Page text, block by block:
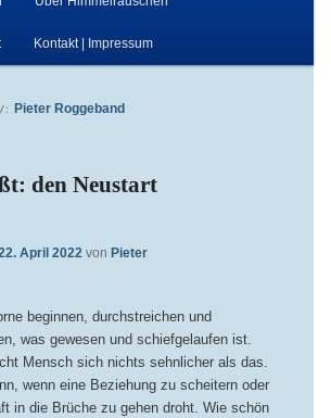
Kontakt | Impressum
Pieter Roggeband
den Neustart
April 2022 von Pieter
beginnen, durchstreichen und
was gewesen und schiefgelaufen ist.
Mensch sich nichts sehnlicher als das.
wenn eine Beziehung zu scheitern oder
in die Brüche zu gehen droht. Wie schön